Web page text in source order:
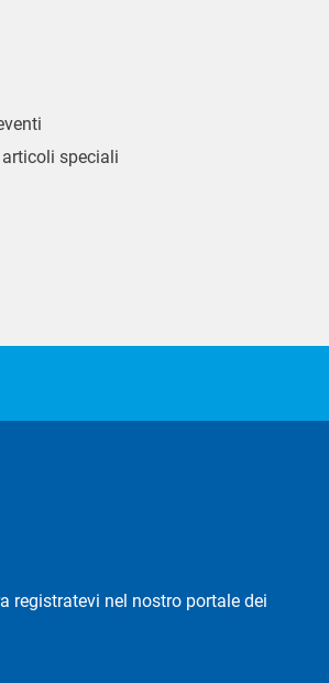
speciali
registratevi nel nostro portale dei